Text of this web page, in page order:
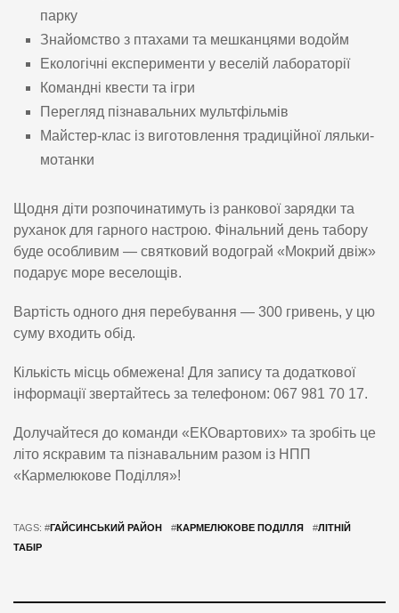
парку
Знайомство з птахами та мешканцями водойм
Екологічні експерименти у веселій лабораторії
Командні квести та ігри
Перегляд пізнавальних мультфільмів
Майстер-клас із виготовлення традиційної ляльки-
мотанки
Щодня діти розпочинатимуть із ранкової зарядки та
руханок для гарного настрою. Фінальний день табору
буде особливим — святковий водограй «Мокрий двіж»
подарує море веселощів.
Вартість одного дня перебування — 300 гривень, у цю
суму входить обід.
Кількість місць обмежена! Для запису та додаткової
інформації звертайтесь за телефоном: 067 981 70 17.
Долучайтеся до команди «ЕКОвартових» та зробіть це
літо яскравим та пізнавальним разом із НПП
«Кармелюкове Поділля»!
TAGS: #ГАЙСИНСЬКИЙ РАЙОН #КАРМЕЛЮКОВЕ ПОДІЛЛЯ #ЛІТНІЙ
ТАБІР